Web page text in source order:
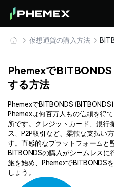
仮想通貨の購入方法
Phemexで
する方法
PhemexでBITBONDS
Phemexは何百万人もの信頼を得
所です。クレジットカード、銀行
ス、P2P取引など、柔軟な支払い
す。直感的なプラットフォームと
BITBONDSの購入がシームレスに
旅を始め、PhemexでBITBONDS
しょう。